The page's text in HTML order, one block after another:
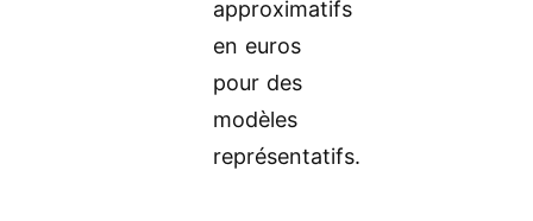
approximatifs
en euros
pour des
modèles
représentatifs.